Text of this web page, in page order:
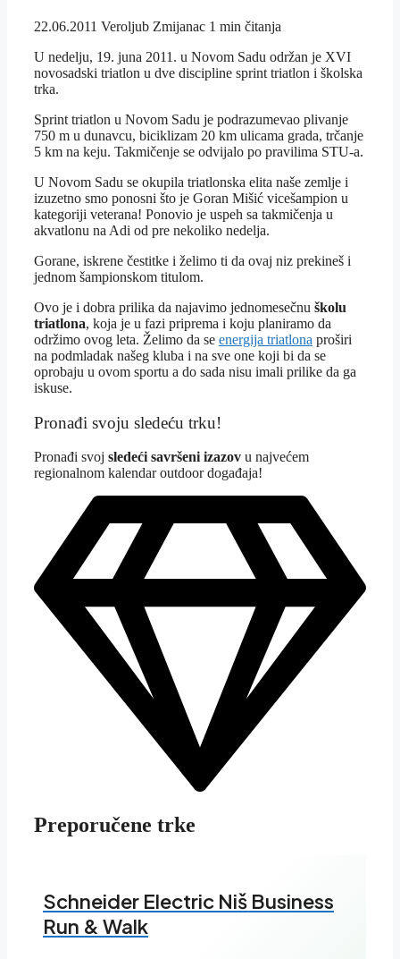
22.06.2011 Veroljub Zmijanac 1 min čitanja
U nedelju, 19. juna 2011. u Novom Sadu održan je XVI
novosadski triatlon u dve discipline sprint triatlon i školska
trka.
Sprint triatlon u Novom Sadu je podrazumevao plivanje
750 m u dunavcu, biciklizam 20 km ulicama grada, trčanje
5 km na keju. Takmičenje se odvijalo po pravilima STU-a.
U Novom Sadu se okupila triatlonska elita naše zemlje i
izuzetno smo ponosni što je Goran Mišić vicešampion u
kategoriji veterana! Ponovio je uspeh sa takmičenja u
akvatlonu na Adi od pre nekoliko nedelja.
Gorane, iskrene čestitke i želimo ti da ovaj niz prekineš i
jednom šampionskom titulom.
Ovo je i dobra prilika da najavimo jednomesečnu školu
triatlona, koja je u fazi priprema i koju planiramo da
održimo ovog leta. Želimo da se energija triatlona proširi
na podmladak našeg kluba i na sve one koji bi da se
oprobaju u ovom sportu a do sada nisu imali prilike da ga
iskuse.
Pronađi svoju sledeću trku!
Pronađi svoj sledeći savršeni izazov u najvećem
regionalnom kalendar outdoor događaja!
Preporučene trke
Schneider Electric Niš Business
Run & Walk